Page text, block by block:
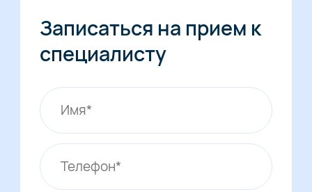
Записаться на прием к
специалисту